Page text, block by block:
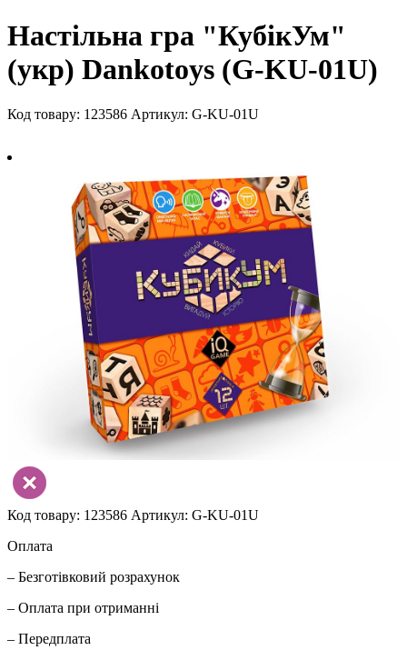
Настільна гра "КубікУм"
(укр) Dankotoys (G-KU-01U)
Код товару: 123586 Артикул: G-KU-01U
Код товару: 123586 Артикул: G-KU-01U
Оплата
– Безготівковий розрахунок
– Оплата при отриманні
– Передплата